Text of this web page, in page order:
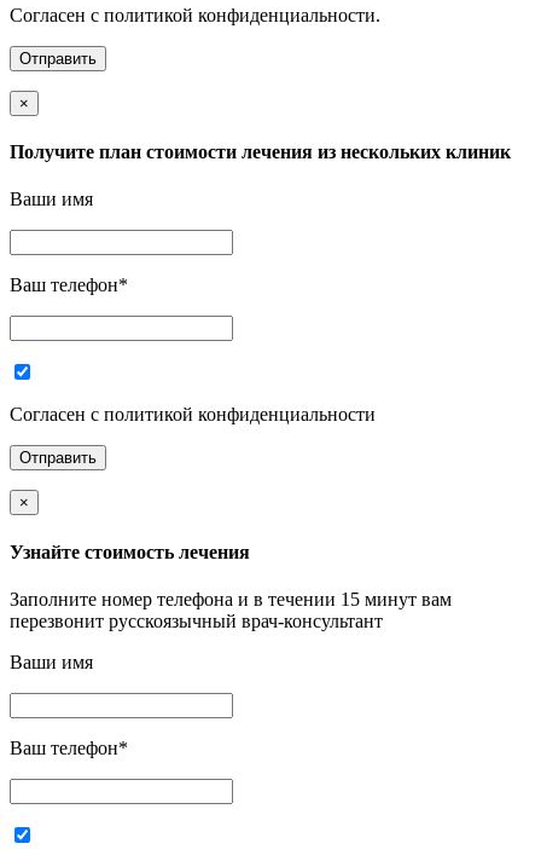
Согласен с политикой конфиденциальности.
×
Получите план стоимости лечения из нескольких клиник
Ваши имя
Ваш телефон*
Согласен с политикой конфиденциальности
×
Узнайте стоимость лечения
Заполните номер телефона и в течении 15 минут вам
перезвонит русскоязычный врач-консультант
Ваши имя
Ваш телефон*